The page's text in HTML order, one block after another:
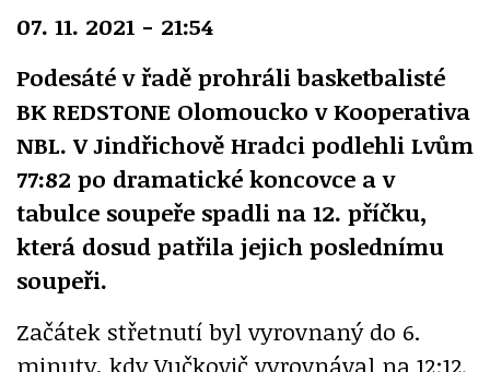
07. 11. 2021 - 21:54
Podesáté v řadě prohráli basketbalisté
BK REDSTONE Olomoucko v Kooperativa
NBL. V Jindřichově Hradci podlehli Lvům
77:82 po dramatické koncovce a v
tabulce soupeře spadli na 12. příčku,
která dosud patřila jejich poslednímu
soupeři.
Začátek střetnutí byl vyrovnaný do 6.
minuty, kdy Vučkovič vyrovnával na 12:12.